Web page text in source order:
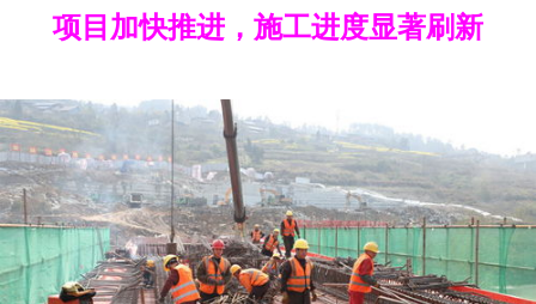
项目加快推进，施工进度显著刷新